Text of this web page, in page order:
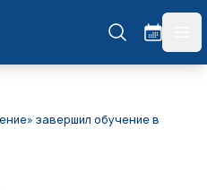
завершил обучение в